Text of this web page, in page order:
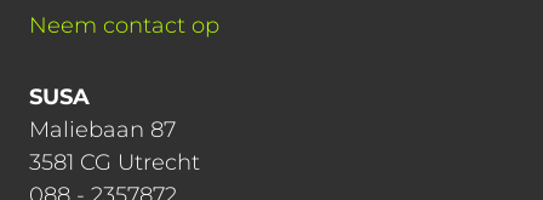
Neem contact op
SUSA
Maliebaan 87
3581 CG Utrecht